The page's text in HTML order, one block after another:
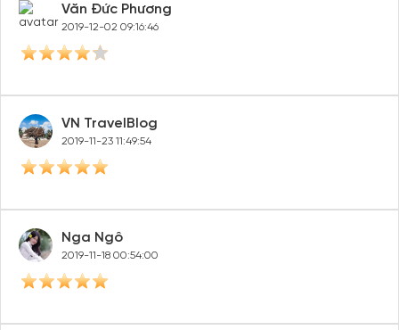
Văn Đức Phương
2019-12-02 09:16:46
VN TravelBlog
2019-11-23 11:49:54
Nga Ngô
2019-11-18 00:54:00